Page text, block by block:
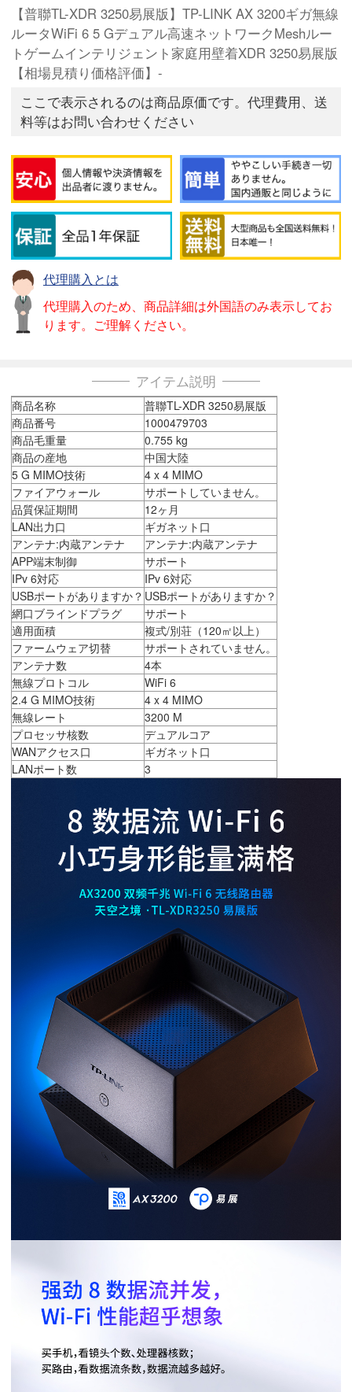
【普聯TL-XDR 3250易展版】TP-LINK AX 3200ギガ無線
ルータWiFi 6 5 Gデュアル高速ネットワークMeshルー
トゲームインテリジェント家庭用壁着XDR 3250易展版
【相場見積り価格評価】-
ここで表示されるのは商品原価です。代理費用、送
料等はお問い合わせください
代理購入とは
代理購入のため、商品詳細は外国語のみ表示してお
ります。ご理解ください。
アイテム説明
商品名称
普聯TL-XDR 3250易展版
商品番号
1000479703
商品毛重量
0.755 kg
商品の産地
中国大陸
5 G MIMO技術
4 x 4 MIMO
ファイアウォール
サポートしていません。
品質保証期間
12ヶ月
LAN出力口
ギガネット口
アンテナ:内蔵アンテナ
アンテナ:内蔵アンテナ
APP端末制御
サポート
IPv 6対応
IPv 6対応
USBポートがありますか？ USBポートがありますか？
網口ブラインドプラグ
サポート
適用面積
複式/別荘（120㎡以上）
ファームウェア切替
サポートされていません。
アンテナ数
4本
無線プロトコル
WiFi 6
2.4 G MIMO技術
4 x 4 MIMO
無線レート
3200 M
プロセッサ核数
デュアルコア
WANアクセス口
ギガネット口
LANポート数
3